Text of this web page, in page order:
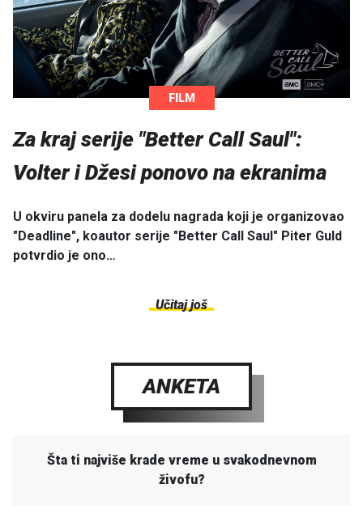
FILM
Za kraj serije "Better Call Saul":
Volter i Džesi ponovo na ekranima
U okviru panela za dodelu nagrada koji je organizovao
"Deadline", koautor serije "Better Call Saul" Piter Guld
potvrdio je ono…
Učitaj još
ANKETA
Šta ti najviše krade vreme u svakodnevnom
živofu?